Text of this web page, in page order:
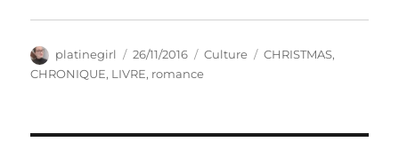
Auteur
platinegirl
Publié
le
26/11/2016 Catégories
Culture Étiquettes
CHRISTMAS,
CHRONIQUE, LIVRE, romance